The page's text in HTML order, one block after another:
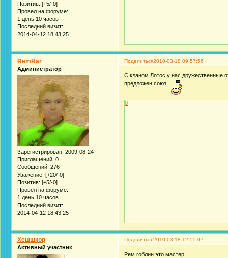
Позитив: [+5/-0]
Провел на форуме:
1 день 10 часов
Последний визит:
2014-04-12 18:43:25
Поделиться2010-03-18 09:57:56
RemRar
Администратор
Зарегистрирован: 2009-08-24
Приглашений: 0
Сообщений: 276
Уважение: [+20/-0]
Позитив: [+5/-0]
Провел на форуме:
1 день 10 часов
Последний визит:
2014-04-12 18:43:25
С кланом Лотос у нас дружественные
предложен союз.
0
Поделиться2010-03-18 12:55:07
Хешшкор
Активный участник
Рем гоблин это мастер